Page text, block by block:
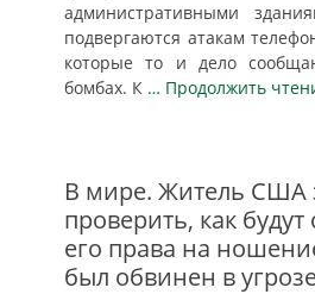
административными
подвергаются атакам
которые то и дело
бомбах. К … Продолжить
В мире. Житель США
проверить, как
его права на
был обвинен в